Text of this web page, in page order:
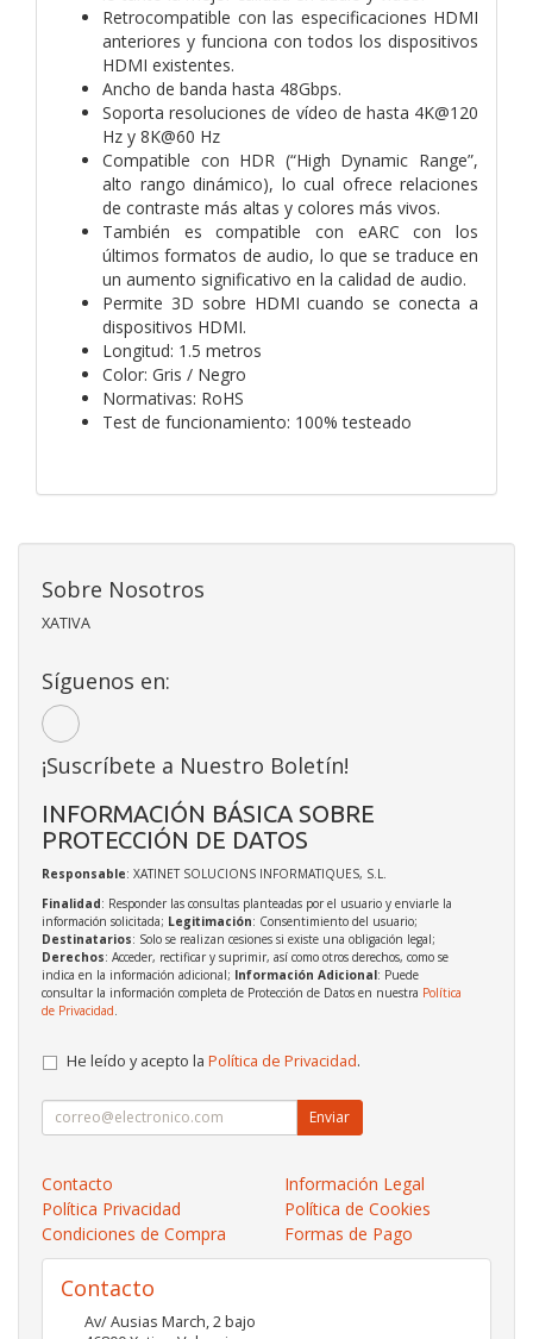
Retrocompatible con las especificaciones HDMI
anteriores y funciona con todos los dispositivos
HDMI existentes.
Ancho de banda hasta 48Gbps.
Soporta resoluciones de vídeo de hasta 4K@120
Hz y 8K@60 Hz
Compatible con HDR (“High Dynamic Range”,
alto rango dinámico), lo cual ofrece relaciones
de contraste más altas y colores más vivos.
También es compatible con eARC con los
últimos formatos de audio, lo que se traduce en
un aumento significativo en la calidad de audio.
Permite 3D sobre HDMI cuando se conecta a
dispositivos HDMI.
Longitud: 1.5 metros
Color: Gris / Negro
Normativas: RoHS
Test de funcionamiento: 100% testeado
Sobre Nosotros
XATIVA
Síguenos en:
¡Suscríbete a Nuestro Boletín!
INFORMACIÓN BÁSICA SOBRE
PROTECCIÓN DE DATOS
Responsable: XATINET SOLUCIONS INFORMATIQUES, S.L.
Finalidad: Responder las consultas planteadas por el usuario y enviarle la
información solicitada; Legitimación: Consentimiento del usuario;
Destinatarios: Solo se realizan cesiones si existe una obligación legal;
Derechos: Acceder, rectificar y suprimir, así como otros derechos, como se
indica en la información adicional; Información Adicional: Puede
consultar la información completa de Protección de Datos en nuestra Política
de Privacidad
He leído y acepto la Política de Privacidad.
Enviar
Contacto
Información Legal
Política Privacidad
Política de Cookies
Condiciones de Compra
Formas de Pago
Contacto
Av/ Ausias March, 2 bajo